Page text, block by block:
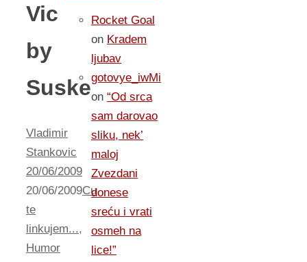
Vic
by
Suske
Vladimir
Stankovic
20/06/2009
20/06/2009Cu
te
linkujem...,
Humor
Rocket Goal
on Kradem
ljubav
gotovye_iwMi
on “Od srca
sam darovao
sliku, nek’
maloj
Zvezdani
donese
sreću i vrati
osmeh na
lice!”